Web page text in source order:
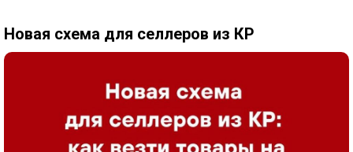
Новая схема для селлеров из КР